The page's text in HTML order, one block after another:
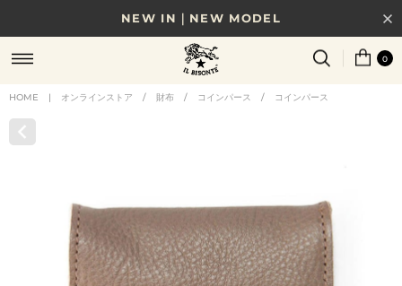
NEW IN｜NEW MODEL
8/17(月)10時まで｜税込11,000円以上で送料無料
贈る相手やシーンから選べる、新しいギフトガイド
0
HOME | オンラインストア / 財布 / コインパース / コインパース